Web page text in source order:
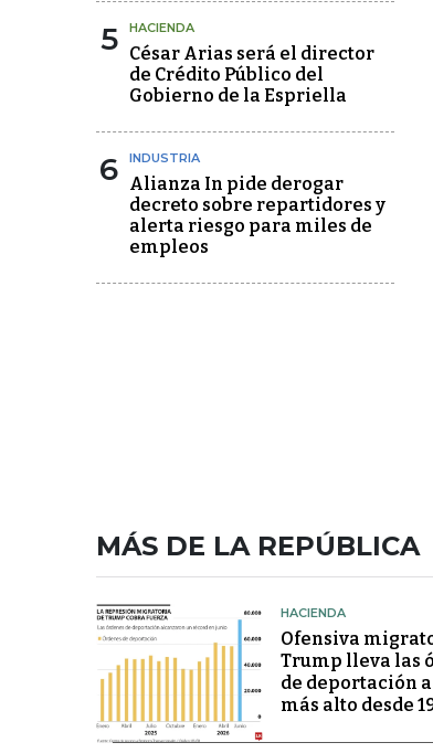
5 HACIENDA
César Arias será el director
de Crédito Público del
Gobierno de la Espriella
6 INDUSTRIA
Alianza In pide derogar
decreto sobre repartidores y
alerta riesgo para miles de
empleos
MÁS DE LA REPÚBLICA
HACIENDA
Ofensiva
Trump lleva las
de deportación
más alto desde